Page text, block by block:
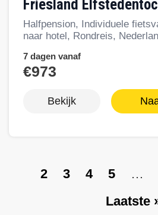
Friesland
Halfpension, Individuele
naar hotel, Rondreis,
7 dagen vanaf
€973
Bekijk
Paginering
P
2
P
3
P
4
P
g
5 …
L
Laatste